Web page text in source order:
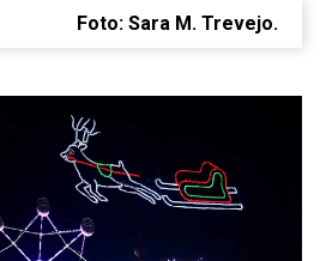
Foto: Sara M. Trevejo.